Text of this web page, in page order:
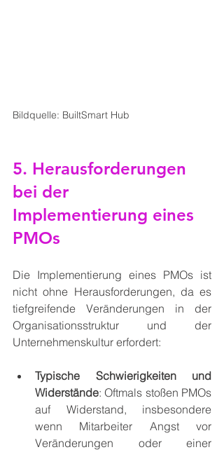
Bildquelle: BuiltSmart Hub
5. Herausforderungen
bei der
Implementierung eines
PMOs
Die Implementierung eines PMOs ist
nicht ohne Herausforderungen, da es
tiefgreifende Veränderungen in der
Organisationsstruktur und der
Unternehmenskultur erfordert:
Typische Schwierigkeiten und
Widerstände: Oftmals stoßen PMOs
auf Widerstand, insbesondere
wenn Mitarbeiter Angst vor
Veränderungen oder einer